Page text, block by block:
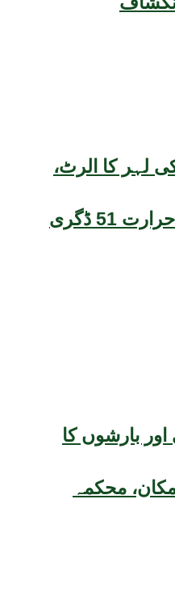
لہر کا الرٹ،
بعض علاقوں میں درجہ حرارت 51 ڈگری
بارشوں کا
محکمہ